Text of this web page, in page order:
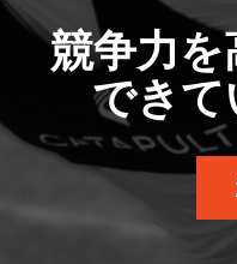
競争力を
できて